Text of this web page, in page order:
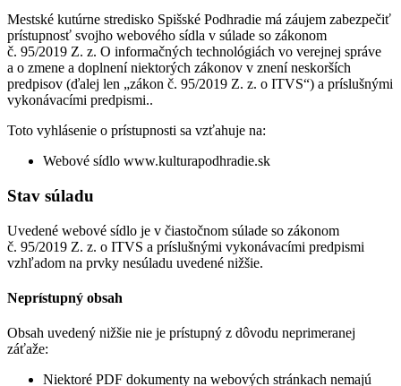
Mestské kutúrne stredisko Spišské Podhradie má záujem zabezpečiť
prístupnosť svojho webového sídla v súlade so zákonom
č. 95/2019 Z. z. O informačných technológiách vo verejnej správe
a o zmene a doplnení niektorých zákonov v znení neskorších
predpisov (ďalej len „zákon č. 95/2019 Z. z. o ITVS“) a príslušnými
vykonávacími predpismi..
Toto vyhlásenie o prístupnosti sa vzťahuje na:
Webové sídlo www.kulturapodhradie.sk
Stav súladu
Uvedené webové sídlo je v čiastočnom súlade so zákonom
č. 95/2019 Z. z. o ITVS a príslušnými vykonávacími predpismi
vzhľadom na prvky nesúladu uvedené nižšie.
Neprístupný obsah
Obsah uvedený nižšie nie je prístupný z dôvodu neprimeranej
záťaže:
Niektoré PDF dokumenty na webových stránkach nemajú